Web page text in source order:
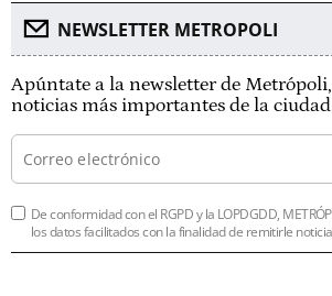
NEWSLETTER METROPOLI
Apúntate a la newsletter de
noticias más importantes de la
De conformidad con el RGPD y la LOPDGDD,
los datos facilitados con la finalidad de remitirle